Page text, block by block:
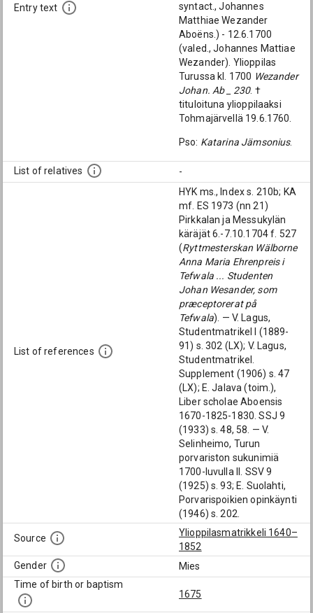
Entry text
syntact., Johannes
Matthiae Wezander
Aboëns.) - 12.6.1700
(valed., Johannes Mattiae
Wezander). Ylioppilas
Turussa kl. 1700 Wezander
Johan. Ab _ 230. †
tituloituna ylioppilaaksi
Tohmajärvellä 19.6.1760.
Pso: Katarina Jämsonius.
List of relatives -
List of references
HYK ms., Index s. 210b; KA
mf. ES 1973 (nn 21)
Pirkkalan ja Messukylän
käräjät 6.-7.10.1704 f. 527
(Ryttmesterskan Wälborne
Anna Maria Ehrenpreis i
Tefwala ... Studenten
Johan Wesander, som
præceptorerat på
Tefwala). — V. Lagus,
Studentmatrikel I (1889-
91) s. 302 (LX); V. Lagus,
Studentmatrikel.
Supplement (1906) s. 47
(LX); E. Jalava (toim.),
Liber scholae Aboensis
1670-1825-1830. SSJ 9
(1933) s. 48, 58. — V.
Selinheimo, Turun
porvariston sukunimiä
1700-luvulla II. SSV 9
(1925) s. 93; E. Suolahti,
Porvarispoikien opinkäynti
(1946) s. 202.
Source
Ylioppilasmatrikkeli 1640–
1852
Gender
Mies
Time of birth or baptism
1675